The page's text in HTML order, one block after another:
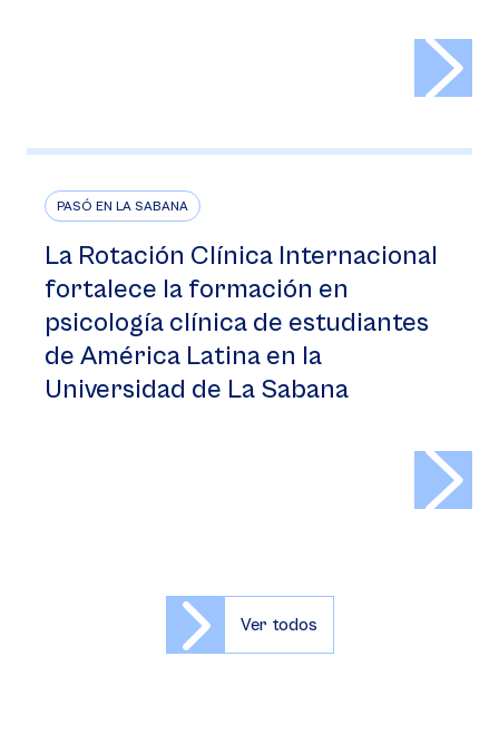
PASÓ EN LA SABANA
La Rotación Clínica Internacional
fortalece la formación en
psicología clínica de estudiantes
de América Latina en la
Universidad de La Sabana
Ver todos